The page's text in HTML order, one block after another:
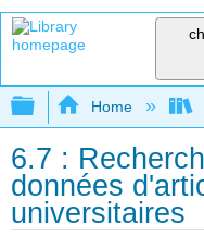
Expand/
Home
6.7 :
données
universitaires